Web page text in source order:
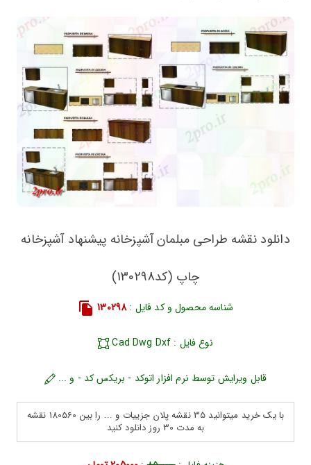
دانلود نقشه طراحی مبلمان آشپزخانه پیشنهاد آشپزخانه
چاپ (کد130298)
شناسه محصول و کد فایل :130298
نوع فایل : Cad Dwg Dxf
قابل ویرایش توسط نرم افزار اتوکد - بریکس کد - و ...
با یک خرید میتوانید 35 نقشه پلان جزییات و ... را بین 180560 نقشه
به مدت 30 روز دانلود کنید